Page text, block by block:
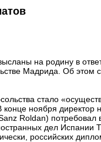
на родину в
Мадрида. Об этом
стало
ноября директор
Roldan) потребовал
дел Испании
российских